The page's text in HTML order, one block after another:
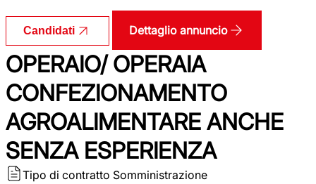
Candidati Dettaglio annuncio
OPERAIO/ OPERAIA
CONFEZIONAMENTO
AGROALIMENTARE ANCHE
SENZA ESPERIENZA
Tipo di contratto Somministrazione